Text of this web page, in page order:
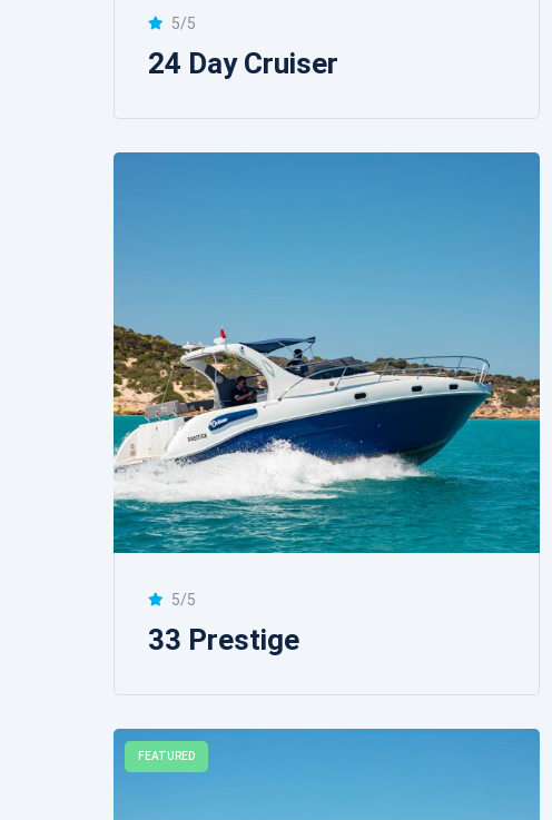
5/5
24 Day Cruiser
5/5
33 Prestige
FEATURED